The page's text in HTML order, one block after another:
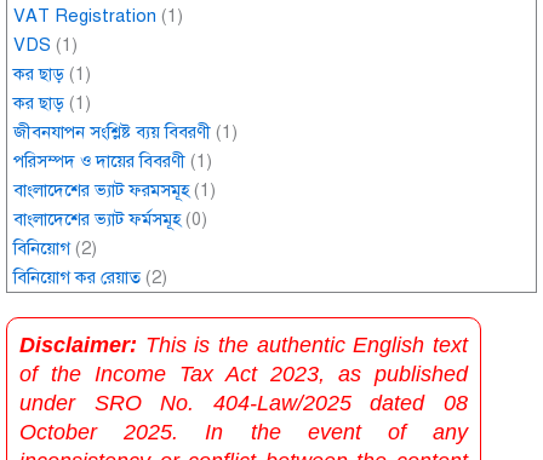
VAT Registration (1)
VDS (1)
কর ছাড় (1)
কর ছাড় (1)
জীবনযাপন সংশ্লিষ্ট ব্যয় বিবরণী (1)
পরিসম্পদ ও দায়ের বিবরণী (1)
বাংলাদেশের ভ্যাট ফরমসমূহ(1)
বাংলাদেশের ভ্যাট ফর্মসমূহ(0)
বিনিয়োগ(2)
বিনিয়োগ কর রেয়াত(2)
Disclaimer: This is the authentic English text
of the Income Tax Act 2023, as published
under SRO No. 404-Law/2025 dated 08
October 2025. In the event of any